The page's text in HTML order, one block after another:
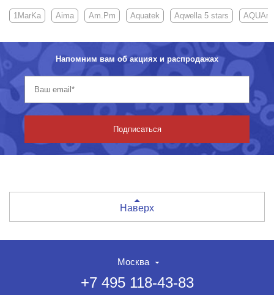
1MarKa Aima Am.Pm Aquatek Aqwella 5 stars
Напомним вам об акциях и распродажах
Подписаться
Наверх
Москва
+7 495 118-43-83